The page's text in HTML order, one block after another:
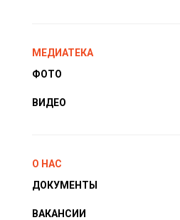
МЕДИАТЕКА
ФОТО
ВИДЕО
О НАС
ДОКУМЕНТЫ
ВАКАНСИИ